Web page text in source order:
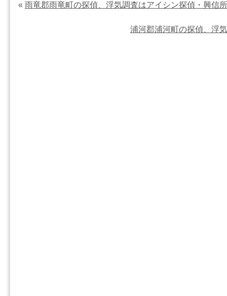
« 雨竜郡雨竜町の探偵、浮気調査はアイシン探偵・興信
浦河郡浦河町の探偵、浮